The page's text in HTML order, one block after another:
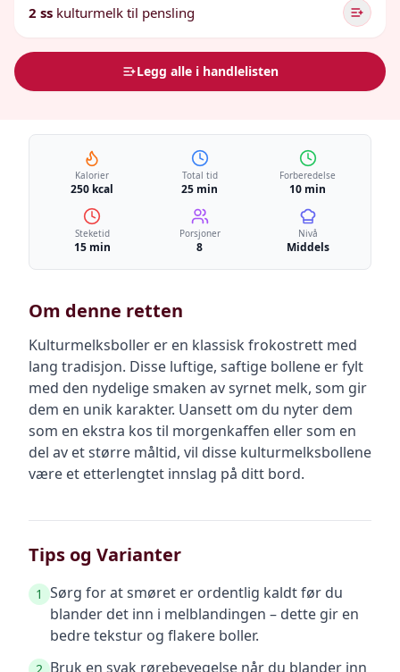
2 ss kulturmelk til pensling
Legg alle i handlelisten
Kalorier
250 kcal
Total tid
25 min
Forberedelse
10 min
Steketid
15 min
Porsjoner
8
Nivå
Middels
Om denne retten
Kulturmelksboller er en klassisk frokostrett med
lang tradisjon. Disse luftige, saftige bollene er fylt
med den nydelige smaken av syrnet melk, som gir
dem en unik karakter. Uansett om du nyter dem
som en ekstra kos til morgenkaffen eller som en
del av et større måltid, vil disse kulturmelksbollene
være et etterlengtet innslag på ditt bord.
Tips og Varianter
1 Sørg for at smøret er ordentlig kaldt før du
blander det inn i melblandingen – dette gir en
bedre tekstur og flakere boller.
Bruk en svak rørebevegelse når du blander inn